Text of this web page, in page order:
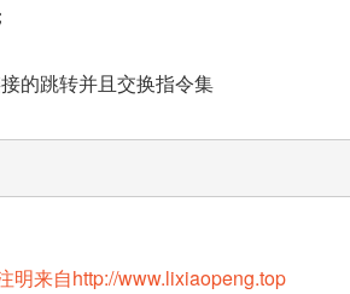
的跳转并且交换指令集
明来自http://www.lixiaopeng.top